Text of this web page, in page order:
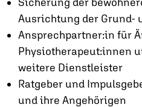
Ausrichtung der Grund-
Ansprechpartner:in für
Physiotherapeut:innen
weitere Dienstleister
Ratgeber und
und ihre Angehörigen